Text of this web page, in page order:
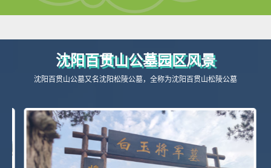
沈阳百贯山公墓园区风景
沈阳百贯山公墓又名沈阳松陵公墓，全称为沈阳百贯山松陵公墓